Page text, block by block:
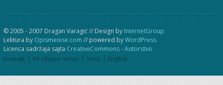
© 2005 - 2007 Dragan Varagić // Design by InternetGroup
Lektura by Opismenise.com // powered byWordPress
Licenca sadržaja sajta CreativeCommons - Autorstvo
Kontakt
PR objave servis Vesti English